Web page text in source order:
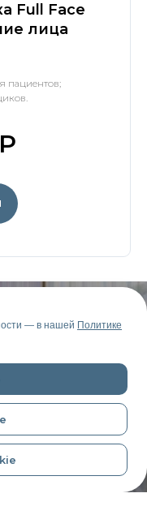
Full Face
лица
пациентов;
— в нашей Политике